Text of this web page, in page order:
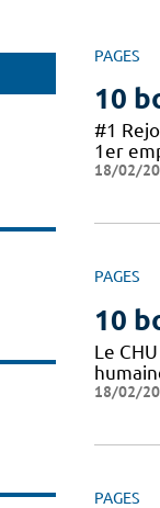
PAGES
10
#1
1er
18/02/
PAGES
10
Le
18/02/
PAGES